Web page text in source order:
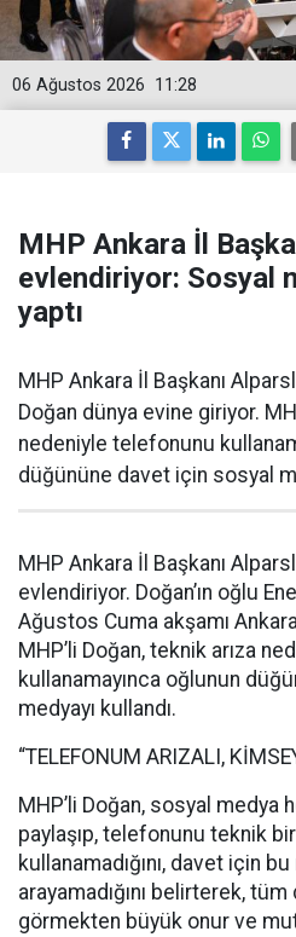
11:28
06 Ağustos 2026
MHP Ankara İl
evlendiriyor: Sosyal
yaptı
MHP Ankara İl Başkanı
Doğan dünya evine giriyor.
nedeniyle telefonunu
düğününe davet için sosyal
MHP Ankara İl Başkanı
evlendiriyor. Doğan’ın oğlu
Ağustos Cuma akşamı Ankara
MHP’li Doğan, teknik arıza
kullanamayınca oğlunun
medyayı kullandı.
“TELEFONUM ARIZALI,
MHP’li Doğan, sosyal medya
paylaşıp, telefonunu teknik
kullanamadığını, davet için
arayamadığını belirterek,
görmekten büyük onur ve